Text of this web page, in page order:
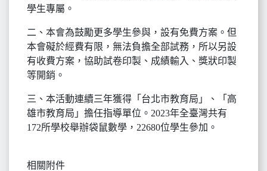
學生專屬。
二、本會為鼓勵更多學生參與，設有免費方案。但
本會礙於經費有限，無法負擔全部試務，所以另設
有收費方案，協助試卷印製、成績輸入、獎狀印製
等開銷。
三、本活動連續三年獲得「台北市教育局」、「高
雄市教育局」擔任指導單位。2023年全臺灣共有
172所學校舉辦袋鼠數學，22680位學生參加。
相關附件